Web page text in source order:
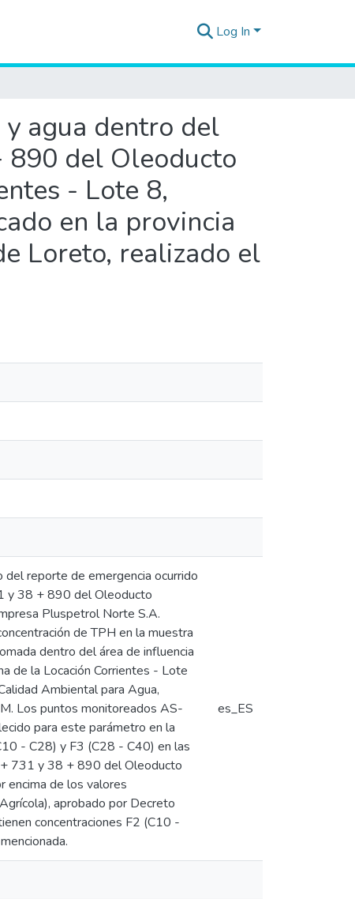
Log In
agua dentro del
890 del Oleoducto
- Lote 8,
en la provincia
Loreto, realizado el
reporte de emergencia ocurrido
y 38 + 890 del Oleoducto
Pluspetrol Norte S.A.
de TPH en la muestra
dentro del área de influencia
de la Locación Corrientes - Lote
Ambiental para Agua,
Los puntos monitoreados AS-
para este parámetro en la
- C28) y F3 (C28 - C40) en las
731 y 38 + 890 del Oleoducto
encima de los valores
aprobado por Decreto
concentraciones F2 (C10 -
es_ES